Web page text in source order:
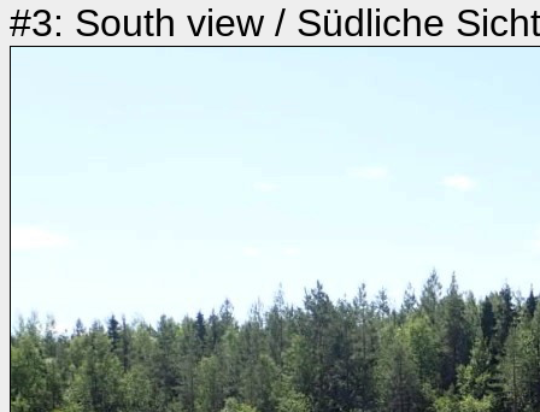
#3: South view / Südliche Sicht